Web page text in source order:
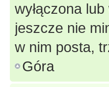
wyłączona
jeszcze nie
w nim posta,
Góra